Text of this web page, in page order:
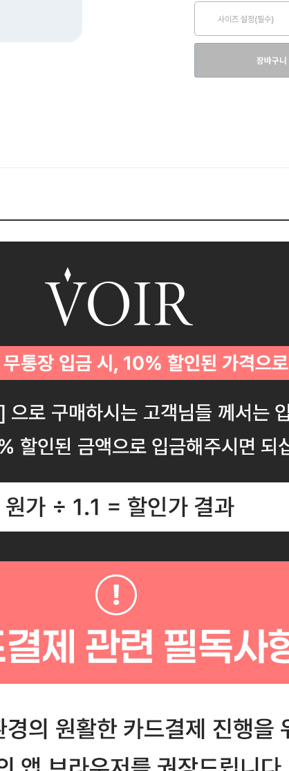
사이즈 설정(필수)
장바구니